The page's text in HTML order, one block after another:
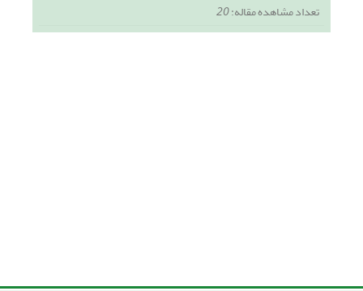
تعداد مشاهده مقاله:20